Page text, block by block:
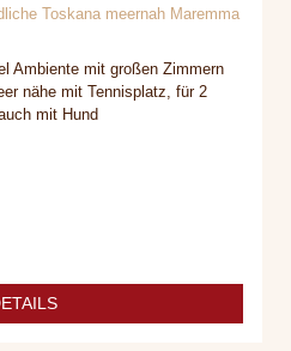
Toskana meernah Maremma
Ambiente mit großen Zimmern
nähe mit Tennisplatz, für 2
mit Hund